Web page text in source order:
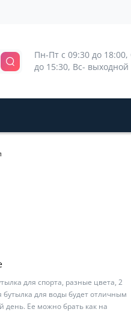
Пн-Пт с 09:30 до 18:00,
до 15:30, Вс- выходной
для спорта, разные цвета, 2
бутылка для воды будет отличным
день. Ее можно брать как на